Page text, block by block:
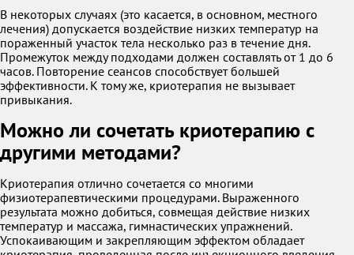
В некоторых случаях (это касается, в основном, местного
лечения) допускается воздействие низких температур на
пораженный участок тела несколько раз в течение дня.
Промежуток между подходами должен составлять от 1 до 6
часов. Повторение сеансов способствует большей
эффективности. К тому же, криотерапия не вызывает
привыкания.
Можно ли сочетать криотерапию с
другими методами?
Криотерапия отлично сочетается со многими
физиотерапевтическими процедурами. Выраженного
результата можно добиться, совмещая действие низких
температур и массажа, гимнастических упражнений.
Успокаивающим и закрепляющим эффектом обладает